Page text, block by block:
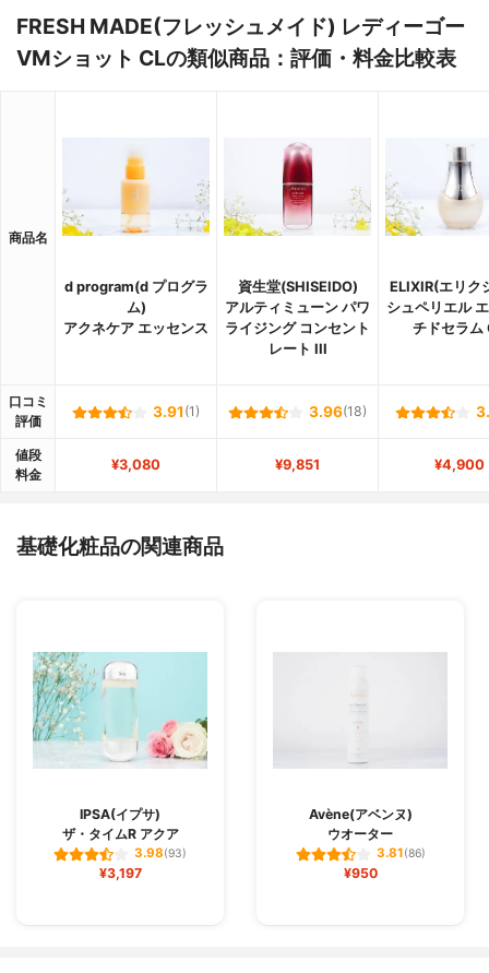
FRESH MADE(フレッシュメイド) レディーゴー
VMショット CLの類似商品：評価・料金比較表
商品名
d program(d プログラ
ム)
アクネケア エッセンス
資生堂(SHISEIDO)
アルティミューン パワ
ライジング コンセント
レート III
ELIXIR(エリク
シュペリエル
チドセラム
口コミ
評価
3.91 (1) 3.96(18)
値段
料金
¥3,080 ¥9,851 ¥4,900
基礎化粧品の関連商品
IPSA(イプサ)
ザ・タイムR アクア
3.98(93)
¥3,197
Avène(アベンヌ)
ウオーター
3.81(86)
¥950